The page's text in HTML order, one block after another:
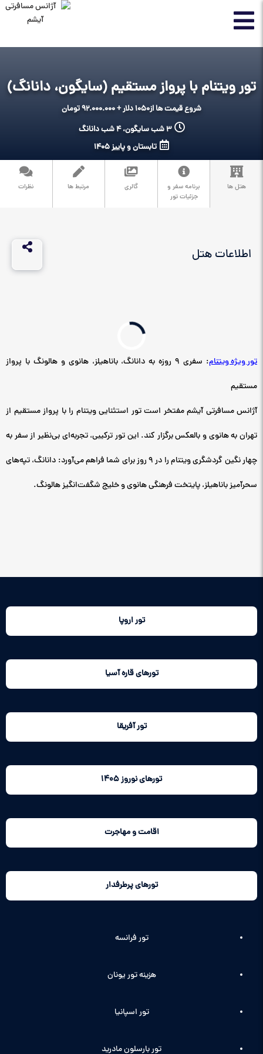
تور ویتنام با پرواز مستقیم (سایگون، دانانگ)
شروع قیمت ها از1050 دلار + 92.000.000 تومان
3 شب سایگون، 4 شب دانانگ
تابستان و پاییز 1405
هتل ها
برنامه سفر و
جزئیات تور
گالری مرتبط ها نظرات
اطلاعات هتل
تور ویژه ویتنام
: سفری ۹ روزه به دانانگ، باناهیلز، هانوی و هالونگ با پرواز
مستقیم
آژانس مسافرتی آیشم مفتخر است تور استثنایی ویتنام را با پرواز مستقیم از
تهران به هانوی و بالعکس برگزار کند. این تور ترکیبی، تجربه‌ای بی‌نظیر از سفر به
چهار نگین گردشگری ویتنام را در ۹ روز برای شما فراهم می‌آورد: دانانگ، تپه‌های
سحرآمیز باناهیلز، پایتخت فرهنگی هانوی و خلیج شگفت‌انگیز هالونگ.
تور اروپا
تورهای قاره آسیا
تور آفریقا
تورهای نوروز 1405
اقامت و مهاجرت
تورهای پرطرفدار
تور فرانسه
هزینه تور یونان
تور اسپانیا
تور بارسلون مادرید